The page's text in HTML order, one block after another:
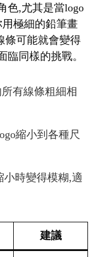
色,尤其是當logo
極細的鉛筆畫
條可能就會變得
臨同樣的挑戰。
有線條粗細相
縮小到各種尺
時變得模糊,適
建議